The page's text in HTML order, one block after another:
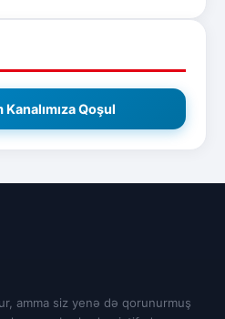
Qoşul
amma siz yenə də qorunurmuş